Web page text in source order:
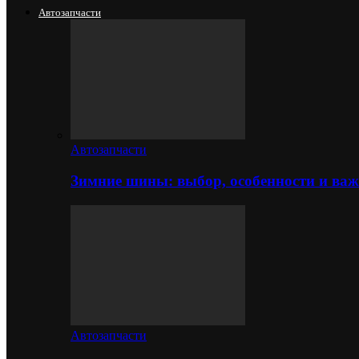
Автозапчасти
Автозапчасти
Зимние шины: выбор, особенности и
Автозапчасти